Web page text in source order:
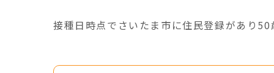
接種日時点でさいたま市に住民登録があり50